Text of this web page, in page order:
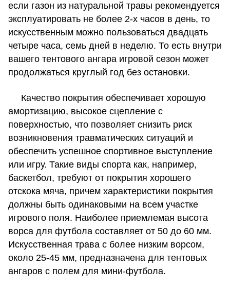
если газон из натуральной травы рекомендуется
эксплуатировать не более 2-х часов в день, то
искусственным можно пользоваться двадцать
четыре часа, семь дней в неделю. То есть внутри
вашего тентового ангара игровой сезон может
продолжаться круглый год без остановки.
Качество покрытия обеспечивает хорошую
амортизацию, высокое сцепление с
поверхностью, что позволяет снизить риск
возникновения травматических ситуаций и
обеспечить успешное спортивное выступление
или игру. Такие виды спорта как, например,
баскетбол, требуют от покрытия хорошего
отскока мяча, причем характеристики покрытия
должны быть одинаковыми на всем участке
игрового поля. Наиболее приемлемая высота
ворса для футбола составляет от 50 до 60 мм.
Искусственная трава с более низким ворсом,
около 25-45 мм, предназначена для тентовых
ангаров с полем для мини-футбола.